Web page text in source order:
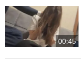
00:45